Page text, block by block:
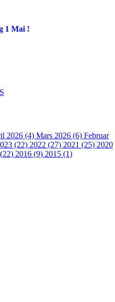
1 Mai !
2026 (4) Mars 2026 (6) Februar
(22) 2022 (27) 2021 (25) 2020
2016 (9) 2015 (1)